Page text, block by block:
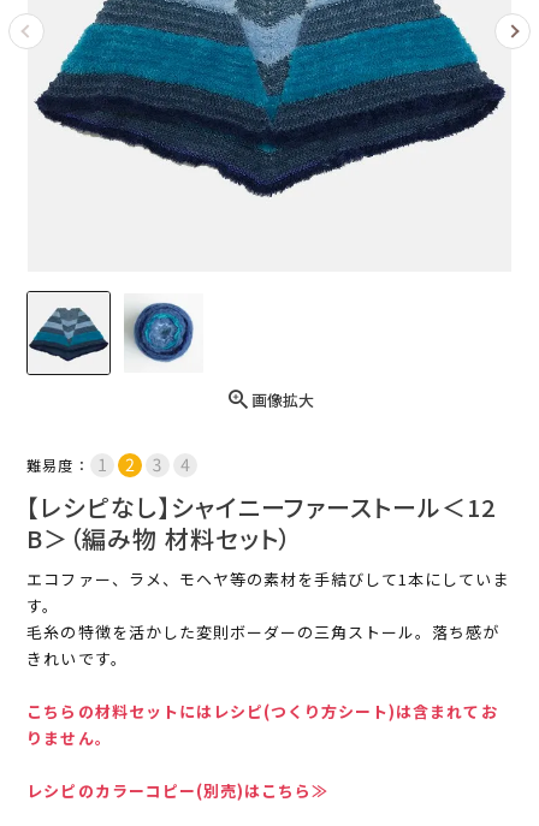
画像拡大
難易度：
【レシピなし】シャイニーファーストール＜12
B＞（編み物 材料セット）
エコファー、ラメ、モヘヤ等の素材を手結びして1本にしていま
す。
毛糸の特徴を活かした変則ボーダーの三角ストール。落ち感が
きれいです。
こちらの材料セットにはレシピ(つくり方シート)は含まれてお
りません。
レシピのカラーコピー(別売)はこちら≫